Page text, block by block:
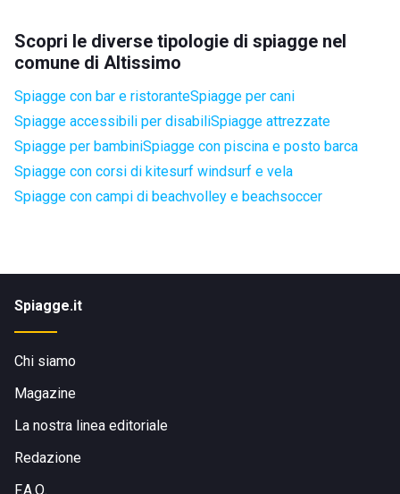
Scopri le diverse tipologie di spiagge nel
comune di Altissimo
Spiagge con bar e ristoranteSpiagge per cani
Spiagge accessibili per disabiliSpiagge attrezzate
Spiagge per bambiniSpiagge con piscina e posto barca
Spiagge con corsi di kitesurf windsurf e vela
Spiagge con campi di beachvolley e beachsoccer
Spiagge.it
Chi siamo
Magazine
La nostra linea editoriale
Redazione
F.A.Q.